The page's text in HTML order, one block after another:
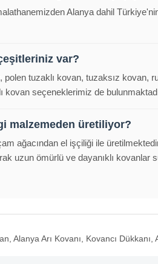
Alanya dahil
var?
polen tuzaklı kovan, tuzaksız
kovan seçeneklerimiz de
malzemeden üretiliyor?
çam ağacından el işçiliği ile
uzun ömürlü ve dayanıklı kovanlar
Alanya Arı Kovanı, Kovancı